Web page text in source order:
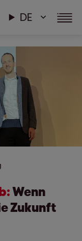
DE
Wenn
Zukunft